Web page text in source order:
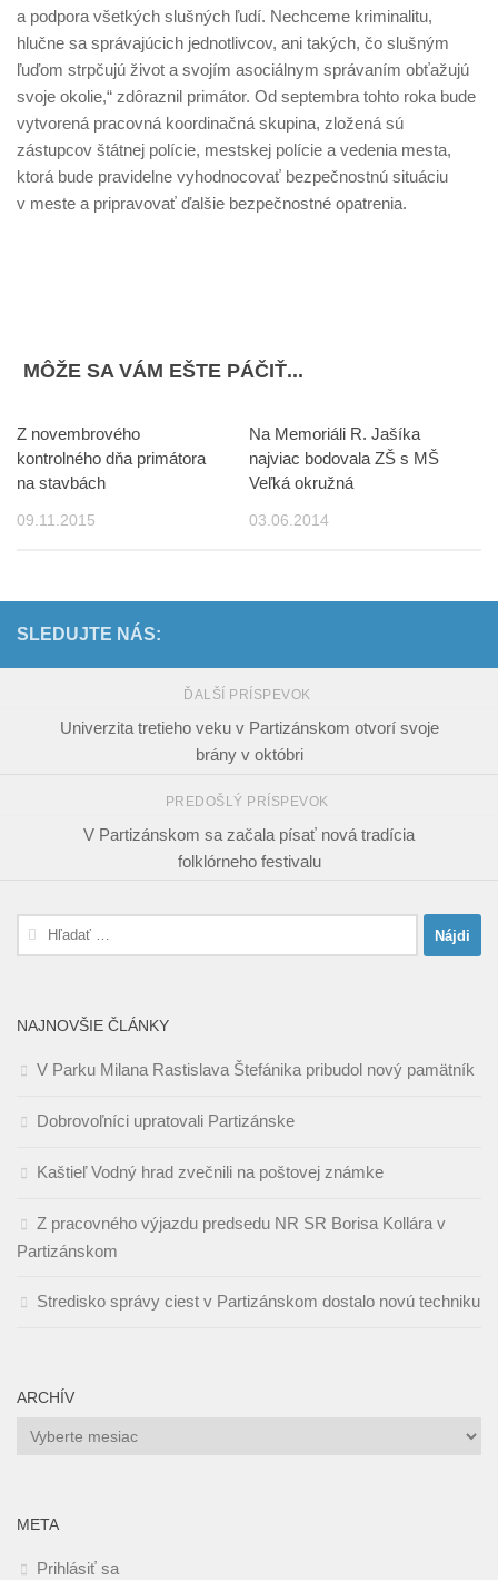
a podpora všetkých slušných ľudí. Nechceme kriminalitu,
hlučne sa správajúcich jednotlivcov, ani takých, čo slušným
ľuďom strpčujú život a svojím asociálnym správaním obťažujú
svoje okolie,“ zdôraznil primátor. Od septembra tohto roka bude
vytvorená pracovná koordinačná skupina, zložená sú
zástupcov štátnej polície, mestskej polície a vedenia mesta,
ktorá bude pravidelne vyhodnocovať bezpečnostnú situáciu
v meste a pripravovať ďalšie bezpečnostné opatrenia.
MÔŽE SA VÁM EŠTE PÁČIŤ...
Z novembrového
kontrolného dňa primátora
na stavbách
09.11.2015
Na Memoriáli R. Jašíka
najviac bodovala ZŠ s MŠ
Veľká okružná
03.06.2014
SLEDUJTE NÁS:
ĎALŠÍ PRÍSPEVOK
Univerzita tretieho veku v Partizánskom otvorí svoje
brány v októbri
PREDOŠLÝ PRÍSPEVOK
V Partizánskom sa začala písať nová tradícia
folklórneho festivalu
Hľadať:
NAJNOVŠIE ČLÁNKY
V Parku Milana Rastislava Štefánika pribudol nový pamätník
Dobrovoľníci upratovali Partizánske
Kaštieľ Vodný hrad zvečnili na poštovej známke
Z pracovného výjazdu predsedu NR SR Borisa Kollára v
Partizánskom
Stredisko správy ciest v Partizánskom dostalo novú techniku
ARCHÍV
Archív
META
Prihlásiť sa